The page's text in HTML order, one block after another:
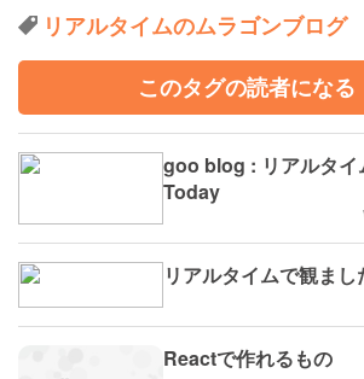
リアルタイムのムラゴンブログ
このタグの読者になる
goo blog : リアルタイ
Today
リアルタイムで観ま
Reactで作れるもの